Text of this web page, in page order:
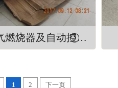
焦炉煤气燃烧器及自动控制系统
1 2 下一页